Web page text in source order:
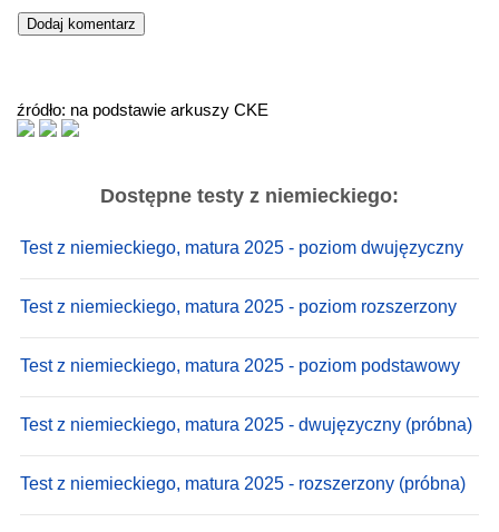
źródło: na podstawie arkuszy CKE
Dostępne testy z niemieckiego:
Test z niemieckiego, matura 2025 - poziom dwujęzyczny
Test z niemieckiego, matura 2025 - poziom rozszerzony
Test z niemieckiego, matura 2025 - poziom podstawowy
Test z niemieckiego, matura 2025 - dwujęzyczny (próbna)
Test z niemieckiego, matura 2025 - rozszerzony (próbna)